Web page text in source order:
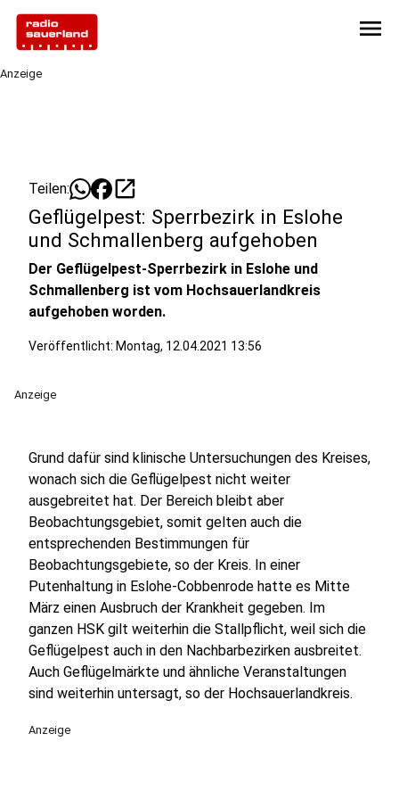
menu
Anzeige
Teilen: open_in_new
Geflügelpest: Sperrbezirk in Eslohe
und Schmallenberg aufgehoben
Der Geflügelpest-Sperrbezirk in Eslohe und
Schmallenberg ist vom Hochsauerlandkreis
aufgehoben worden.
Veröffentlicht: Montag, 12.04.2021 13:56
Anzeige
Grund dafür sind klinische Untersuchungen des Kreises,
wonach sich die Geflügelpest nicht weiter
ausgebreitet hat. Der Bereich bleibt aber
Beobachtungsgebiet, somit gelten auch die
entsprechenden Bestimmungen für
Beobachtungsgebiete, so der Kreis. In einer
Putenhaltung in Eslohe-Cobbenrode hatte es Mitte
März einen Ausbruch der Krankheit gegeben. Im
ganzen HSK gilt weiterhin die Stallpflicht, weil sich die
Geflügelpest auch in den Nachbarbezirken ausbreitet.
Auch Geflügelmärkte und ähnliche Veranstaltungen
sind weiterhin untersagt, so der Hochsauerlandkreis.
Anzeige